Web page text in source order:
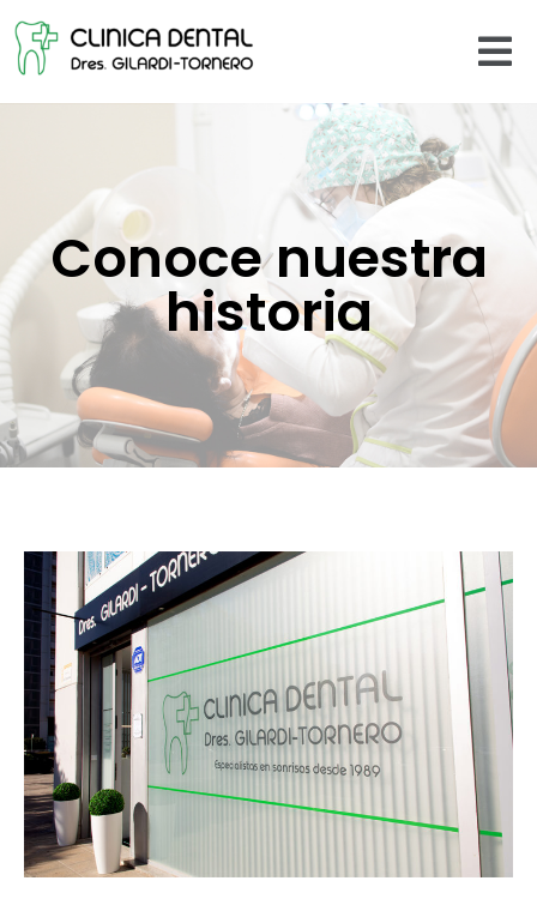
Conoce nuestra
historia